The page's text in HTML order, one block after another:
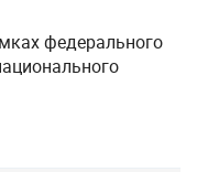
федерального